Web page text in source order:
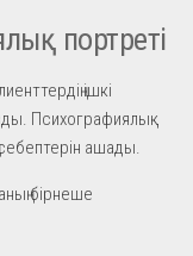
портреті
ішкі
Психографиялық
ашады.
бірнеше